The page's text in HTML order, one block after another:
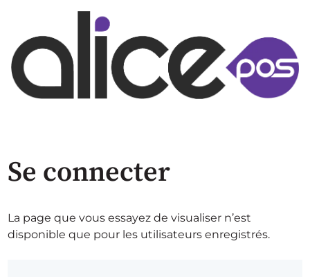
Se connecter
La page que vous essayez de visualiser n’est
disponible que pour les utilisateurs enregistrés.